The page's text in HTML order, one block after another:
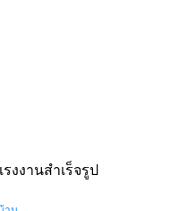
งงานสำเร็จรูป